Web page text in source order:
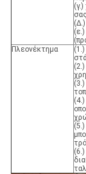
Πλεονέκτημα